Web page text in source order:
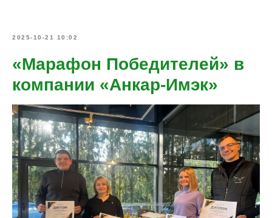
2025-10-21 10:02
«Марафон Победителей» в
компании «Анкар-Имэк»